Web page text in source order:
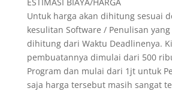
Untuk harga akan dihitung sesuai
kesulitan Software / Penulisan
dihitung dari Waktu Deadlinenya.
pembuatannya dimulai dari 500
Program dan mulai dari 1jt untuk
saja harga tersebut masih sangat